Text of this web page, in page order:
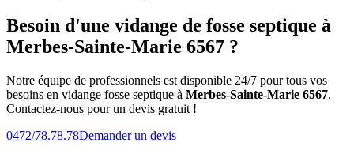
Besoin d'une vidange de fosse septique à
Merbes-Sainte-Marie 6567 ?
Notre équipe de professionnels est disponible 24/7 pour tous vos
besoins en vidange fosse septique à Merbes-Sainte-Marie 6567.
Contactez-nous pour un devis gratuit !
0472/78.78.78Demander un devis